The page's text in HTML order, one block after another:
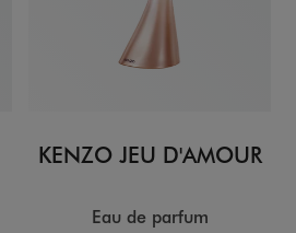
KENZO JEU D'AMOUR
Eau de parfum